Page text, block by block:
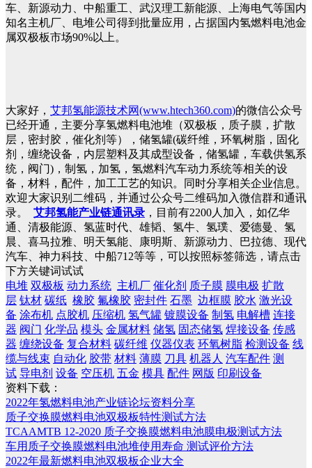
车、新源动力、中船重工、武汉理工新能源、上海电气等国内
知名主机厂、电堆公司得到批量应用，占据国内氢燃料电池金
属双极板市场90%以上。
大家好， 艾邦氢能源技术网(www.htech360.com)的微信公众号
已经开通，主要分享氢燃料电池堆（双极板，质子膜，扩散
层，密封胶，催化剂等），储氢罐(碳纤维，环氧树脂，固化
剂，缠绕设备，内层塑料及其成型设备，储氢罐，车载供氢系
统，阀门)，制氢，加氢，氢燃料汽车动力系统等相关的设
备，材料，配件，加工工艺的知识。同时分享相关企业信息。
欢迎大家识别二维码，并通过公众号二维码加入微信群和通讯
录。
艾邦氢能产业链通讯录 ，目前有2200人加入，如亿华
通、清极能源、氢蓝时代、雄韬、氢牛、氢璞、爱德曼、氢
晨、喜马拉雅、明天氢能、康明斯、新源动力、巴拉德、现代
汽车、神力科技、中船712等等，可以按照标签筛选，请点击
下方关键词试试
电堆 双极板 动力系统 主机厂 催化剂 质子膜 膜电极 扩散
层 钛材 碳纸 橡胶 氟橡胶 密封件 石墨 边框膜 胶水 激光设
备 涂布机 点胶机 压缩机 氢气罐 镀膜设备 制氢 电解槽 连接
器 阀门 化学品 模头 金属材料 储氢 固态储氢 焊接设备 传感
器 缠绕设备 复合材料 碳纤维 仪器仪表 环氧树脂 检测设备 线
缆与线束 自动化 胶带 材料 薄膜 刀具 机器人 汽车配件 测
试 导电剂 设备 空压机 五金 模具 配件 网版 印刷设备
资料下载：
2022年氢燃料电池产业链论坛资料分享
质子交换膜燃料电池双极板特性测试方法
TCAAMTB 12-2020 质子交换膜燃料电池膜电极测试方法
车用质子交换膜燃料电池堆使用寿命 测试评价方法
2022年最新燃料电池双极板企业大全